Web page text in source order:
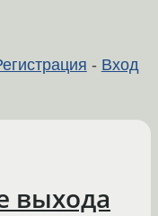
- Вход
выхода